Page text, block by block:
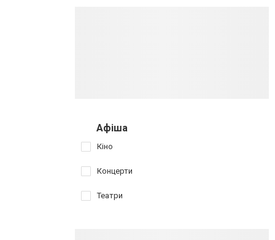
Афіша
Кіно
Концерти
Театри